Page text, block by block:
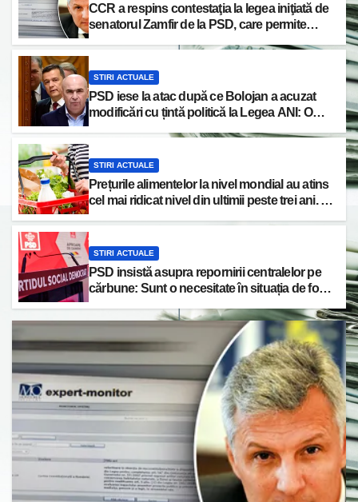
CCR a respins contestaţia la legea iniţiată de
senatorul Zamfir de la PSD, care permite
STIRI ACTUALE
PSD iese la atac după ce Bolojan a acuzat
modificări cu țintă politică la Legea ANI: O
STIRI ACTUALE
Prețurile alimentelor la nivel mondial au atins
cel mai ridicat nivel din ultimii peste trei ani. În
că războiul din Ucraina va perturba din nou
exporturile prin Marea Neagră.
STIRI ACTUALE
PSD insistă asupra repornirii centralelor pe
cărbune: Sunt o necesitate în situația de forță